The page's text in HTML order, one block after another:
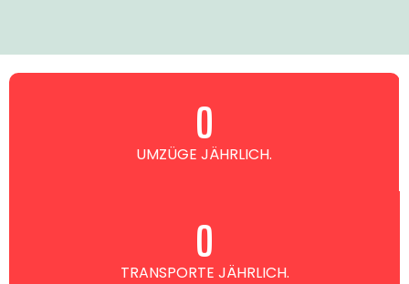
UMZÜGE JÄHRLICH.
0
TRANSPORTE JÄHRLICH.
0